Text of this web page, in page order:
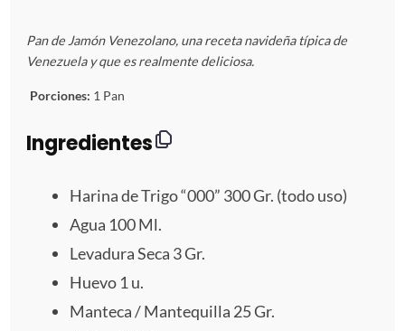
s
r
e
l
l
a
s
t
r
l
l
a
s
t
r
e
l
l
a
s
t
r
e
l
l
a
s
t
r
l
l
a
Pan de Jamón Venezolano, una receta navideña típica de
Venezuela y que es realmente deliciosa.
Porciones: 1 Pan
Ingredientes
Harina de Trigo “000” 300 Gr. (todo uso)
Agua 100Ml.
Levadura Seca 3Gr.
Huevo 1 u.
Manteca / Mantequilla 25 Gr.